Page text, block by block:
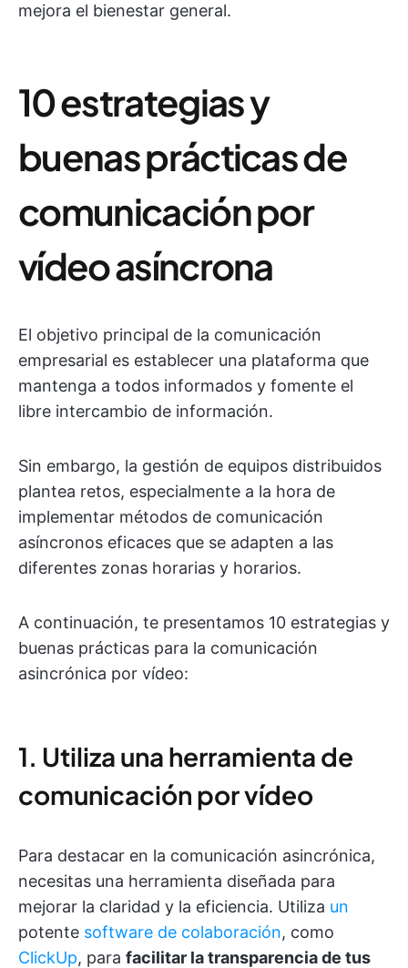
mejora el bienestar general.
10 estrategias y
buenas prácticas de
comunicación por
vídeo asíncrona
El objetivo principal de la comunicación
empresarial es establecer una plataforma que
mantenga a todos informados y fomente el
libre intercambio de información.
Sin embargo, la gestión de equipos distribuidos
plantea retos, especialmente a la hora de
implementar métodos de comunicación
asíncronos eficaces que se adapten a las
diferentes zonas horarias y horarios.
A continuación, te presentamos 10 estrategias y
buenas prácticas para la comunicación
asincrónica por vídeo:
1. Utiliza una herramienta de
comunicación por vídeo
Para destacar en la comunicación asincrónica,
necesitas una herramienta diseñada para
mejorar la claridad y la eficiencia. Utiliza un
potente software de colaboración, como
ClickUp, para facilitar la transparencia de tus